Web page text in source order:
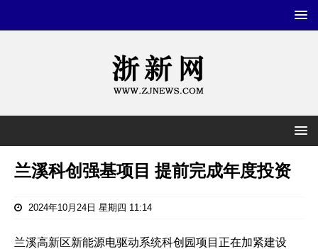
兰溪科创强基项目 提前完成年度投资
2024年10月24日 星期四 11:14
兰溪高新区新能源电驱动系统科创园项目正在加紧建设